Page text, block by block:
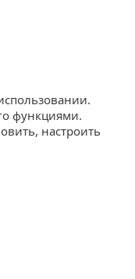
функциями.
настроить